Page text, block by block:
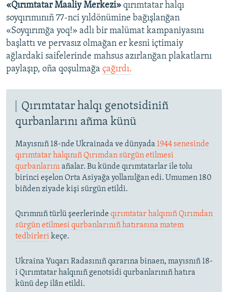
«Qırımtatar Maaliy Merkezi» qırımtatar halqı
soyqırımınıñ 77-nci yıldönümine bağışlanğan
«Soyqırımğa yoq!» adlı bir malümat kampaniyasını
başlattı ve pervasız olmağan er kesni içtimaiy
ağlardaki saifelerinde mahsus azırlanğan plakatlarnı
paylaşıp, oña qoşulmağa çağırdı.
Qırımtatar halqı genotsidiniñ
qurbanlarını añma künü
Mayısnıñ 18-nde Ukrainada ve dünyada 1944 senesinde
qırımtatar halqınıñ Qırımdan sürgün etilmesi
qurbanlarını añalar. Bu künde qırımtatarlar ile tolu
birinci eşelon Orta Asiyağa yollanılğan edi. Umumen 180
biñden ziyade kişi sürgün etildi.
Qırımnıñ türlü şeerlerinde qırımtatar halqınıñ Qırımdan
sürgün etilmesi qurbanlarınıñ hatırasına matem
tedbirleri keçe.
Ukraina Yuqarı Radasınıñ qararına binaen, mayısnıñ 18-
i Qırımtatar halqınıñ genotsidi qurbanlarınıñ hatıra
künü dep ilân etildi.